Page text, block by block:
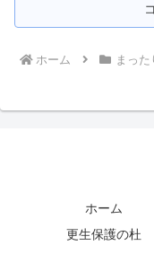
ホーム まっ
ホーム
更生保護の杜